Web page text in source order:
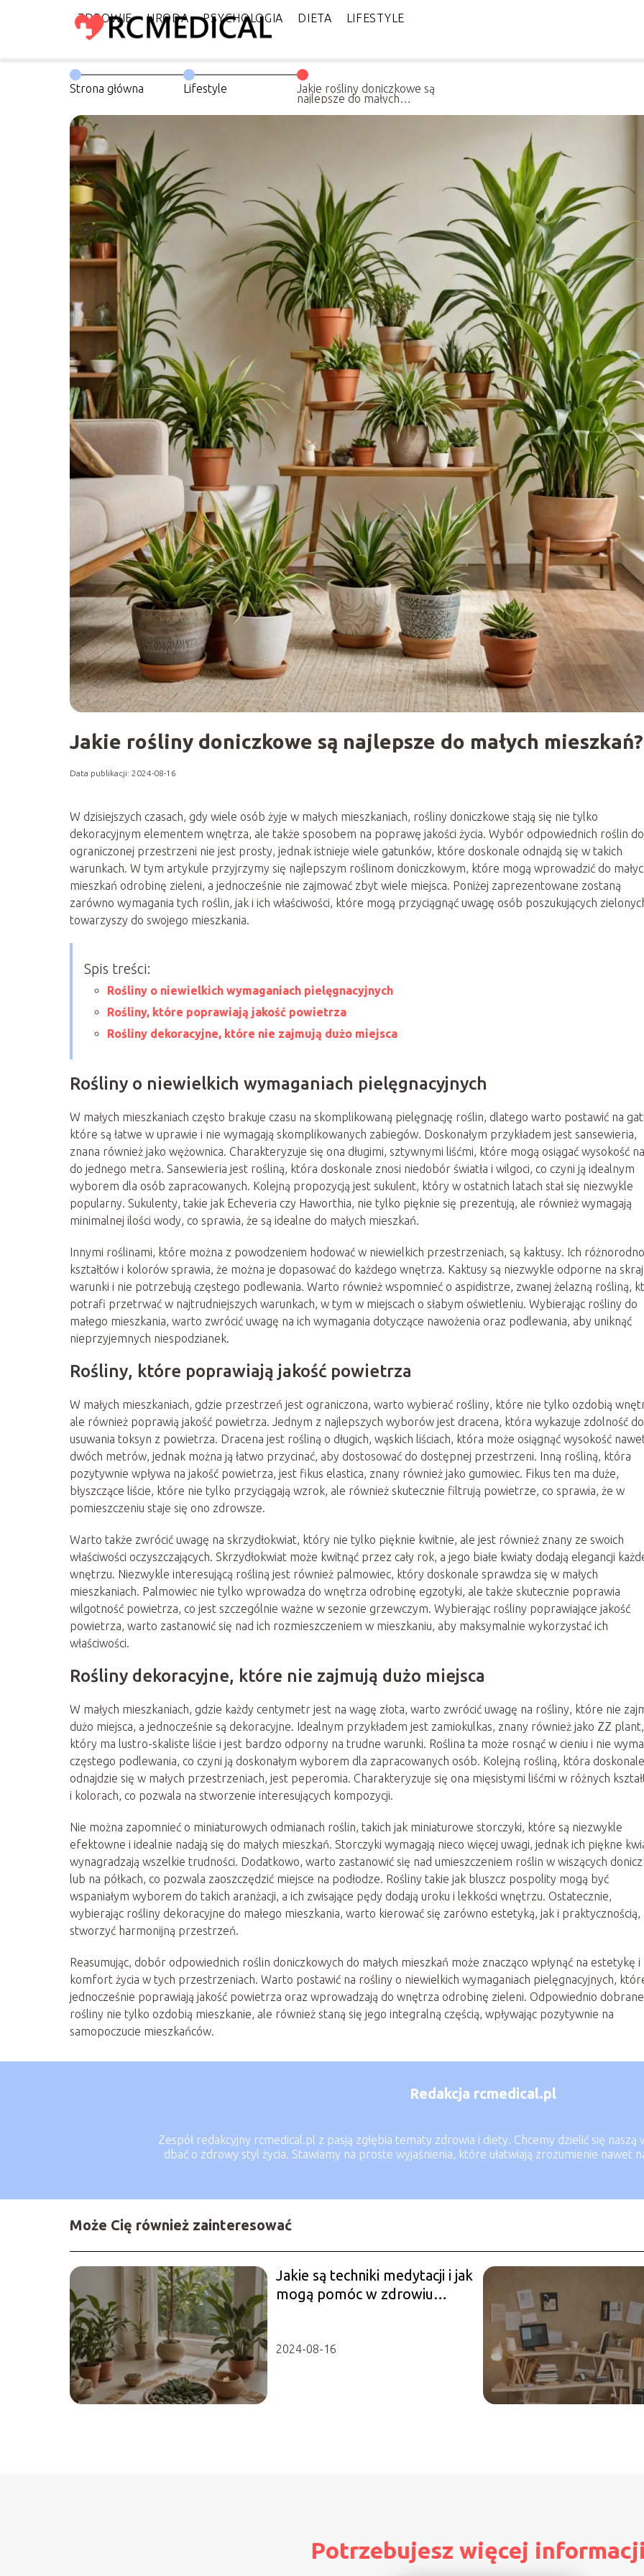
ZDROWIE URODA PSYCHOLOGIA DIETA LIFESTYLE
Strona główna Lifestyle Jakie rośliny doniczkowe są
najlepsze do małych
Jakie rośliny doniczkowe są najlepsze do małych mieszkań?
Data publikacji: 2024-08-16
W dzisiejszych czasach, gdy wiele osób żyje w małych mieszkaniach, rośliny doniczkowe stają się nie tylko
dekoracyjnym elementem wnętrza, ale także sposobem na poprawę jakości życia. Wybór odpowiednich roślin do
ograniczonej przestrzeni nie jest prosty, jednak istnieje wiele gatunków, które doskonale odnajdą się w takich
warunkach. W tym artykule przyjrzymy się najlepszym roślinom doniczkowym, które mogą wprowadzić do
mieszkań odrobinę zieleni, a jednocześnie nie zajmować zbyt wiele miejsca. Poniżej zaprezentowane zostaną
zarówno wymagania tych roślin, jak i ich właściwości, które mogą przyciągnąć uwagę osób poszukujących
towarzyszy do swojego mieszkania.
Spis treści:
Rośliny o niewielkich wymaganiach pielęgnacyjnych
Rośliny, które poprawiają jakość powietrza
Rośliny dekoracyjne, które nie zajmują dużo miejsca
Rośliny o niewielkich wymaganiach pielęgnacyjnych
W małych mieszkaniach często brakuje czasu na skomplikowaną pielęgnację roślin, dlatego warto postawić na
które są łatwe w uprawie i nie wymagają skomplikowanych zabiegów. Doskonałym przykładem jest sansewieria,
znana również jako wężownica. Charakteryzuje się ona długimi, sztywnymi liśćmi, które mogą osiągać wysokość
do jednego metra. Sansewieria jest rośliną, która doskonale znosi niedobór światła i wilgoci, co czyni ją idealnym
wyborem dla osób zapracowanych. Kolejną propozycją jest sukulent, który w ostatnich latach stał się niezwykle
popularny. Sukulenty, takie jak Echeveria czy Haworthia, nie tylko pięknie się prezentują, ale również wymagają
minimalnej ilości wody, co sprawia, że są idealne do małych mieszkań.
Innymi roślinami, które można z powodzeniem hodować w niewielkich przestrzeniach, są kaktusy. Ich
kształtów i kolorów sprawia, że można je dopasować do każdego wnętrza. Kaktusy są niezwykle odporne na
warunki i nie potrzebują częstego podlewania. Warto również wspomnieć o aspidistrze, zwanej żelazną rośliną,
potrafi przetrwać w najtrudniejszych warunkach, w tym w miejscach o słabym oświetleniu. Wybierając rośliny do
małego mieszkania, warto zwrócić uwagę na ich wymagania dotyczące nawożenia oraz podlewania, aby uniknąć
nieprzyjemnych niespodzianek.
Rośliny, które poprawiają jakość powietrza
W małych mieszkaniach, gdzie przestrzeń jest ograniczona, warto wybierać rośliny, które nie tylko ozdobią
ale również poprawią jakość powietrza. Jednym z najlepszych wyborów jest dracena, która wykazuje zdolność do
usuwania toksyn z powietrza. Dracena jest rośliną o długich, wąskich liściach, która może osiągnąć wysokość
dwóch metrów, jednak można ją łatwo przycinać, aby dostosować do dostępnej przestrzeni. Inną rośliną, która
pozytywnie wpływa na jakość powietrza, jest fikus elastica, znany również jako gumowiec. Fikus ten ma duże,
błyszczące liście, które nie tylko przyciągają wzrok, ale również skutecznie filtrują powietrze, co sprawia, że w
pomieszczeniu staje się ono zdrowsze.
Warto także zwrócić uwagę na skrzydłokwiat, który nie tylko pięknie kwitnie, ale jest również znany ze swoich
właściwości oczyszczających. Skrzydłokwiat może kwitnąć przez cały rok, a jego białe kwiaty dodają elegancji
wnętrzu. Niezwykle interesującą rośliną jest również palmowiec, który doskonale sprawdza się w małych
mieszkaniach. Palmowiec nie tylko wprowadza do wnętrza odrobinę egzotyki, ale także skutecznie poprawia
wilgotność powietrza, co jest szczególnie ważne w sezonie grzewczym. Wybierając rośliny poprawiające jakość
powietrza, warto zastanowić się nad ich rozmieszczeniem w mieszkaniu, aby maksymalnie wykorzystać ich
właściwości.
Rośliny dekoracyjne, które nie zajmują dużo miejsca
W małych mieszkaniach, gdzie każdy centymetr jest na wagę złota, warto zwrócić uwagę na rośliny, które nie
dużo miejsca, a jednocześnie są dekoracyjne. Idealnym przykładem jest zamiokulkas, znany również jako ZZ plant,
który ma lustro-skaliste liście i jest bardzo odporny na trudne warunki. Roślina ta może rosnąć w cieniu i nie
częstego podlewania, co czyni ją doskonałym wyborem dla zapracowanych osób. Kolejną rośliną, która doskonale
odnajdzie się w małych przestrzeniach, jest peperomia. Charakteryzuje się ona mięsistymi liśćmi w różnych
i kolorach, co pozwala na stworzenie interesujących kompozycji.
Nie można zapomnieć o miniaturowych odmianach roślin, takich jak miniaturowe storczyki, które są niezwykle
efektowne i idealnie nadają się do małych mieszkań. Storczyki wymagają nieco więcej uwagi, jednak ich piękne
wynagradzają wszelkie trudności. Dodatkowo, warto zastanowić się nad umieszczeniem roślin w wiszących
lub na półkach, co pozwala zaoszczędzić miejsce na podłodze. Rośliny takie jak bluszcz pospolity mogą być
wspaniałym wyborem do takich aranżacji, a ich zwisające pędy dodają uroku i lekkości wnętrzu. Ostatecznie,
wybierając rośliny dekoracyjne do małego mieszkania, warto kierować się zarówno estetyką, jak i praktycznością,
stworzyć harmonijną przestrzeń.
Reasumując, dobór odpowiednich roślin doniczkowych do małych mieszkań może znacząco wpłynąć na estetykę i
komfort życia w tych przestrzeniach. Warto postawić na rośliny o niewielkich wymaganiach pielęgnacyjnych,
jednocześnie poprawiają jakość powietrza oraz wprowadzają do wnętrza odrobinę zieleni. Odpowiednio dobrane
rośliny nie tylko ozdobią mieszkanie, ale również staną się jego integralną częścią, wpływając pozytywnie na
samopoczucie mieszkańców.
Redakcja rcmedical.pl
Zespół redakcyjny rcmedical.pl z pasją zgłębia tematy zdrowia i diety. Chcemy dzielić się
dbać o zdrowy styl życia. Stawiamy na proste wyjaśnienia, które ułatwiają zrozumienie nawet
Może Cię również zainteresować
Jakie są techniki medytacji i jak
mogą pomóc w zdrowiu
2024-08-16
Potrzebujesz więcej